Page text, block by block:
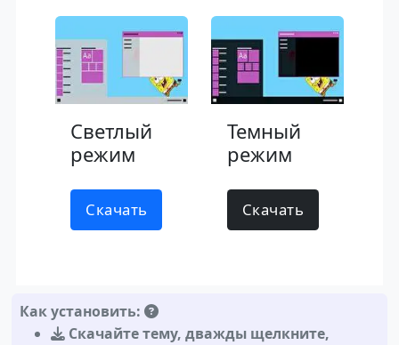
Светлый
режим
Скачать
Темный
режим
Скачать
Как установить:
Скачайте тему,дважды щелкните,